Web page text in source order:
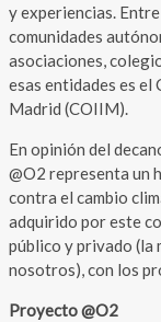
y experiencias.
comunidades
asociaciones,
esas entidades es
Madrid (COIIM).
En opinión del
@O2 representa un
contra el cambio
adquirido por este
público y privado (la
nosotros), con los
Proyecto @O2